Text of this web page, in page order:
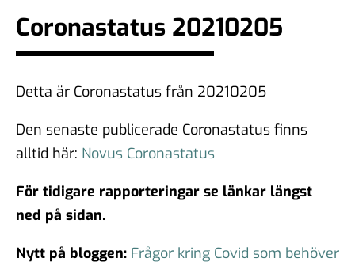
Coronastatus 20210205
Detta är Coronastatus från 20210205
Den senaste publicerade Coronastatus finns
alltid här: Novus Coronastatus
För tidigare rapporteringar se länkar längst
ned på sidan.
Nytt på bloggen: Frågor kring Covid som behöver